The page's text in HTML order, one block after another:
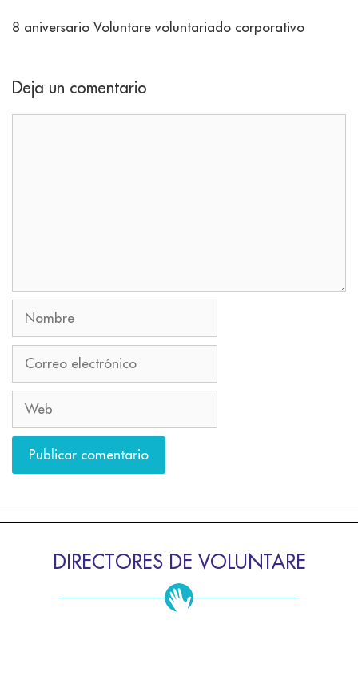
8 aniversario Voluntare voluntariado corporativo
Deja un comentario
DIRECTORES DE VOLUNTARE